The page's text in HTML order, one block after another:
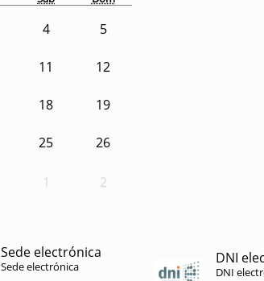
4 5
11 12
18 19
25 26
1 2
Sede electrónica
Sede electrónica DNI
DNI